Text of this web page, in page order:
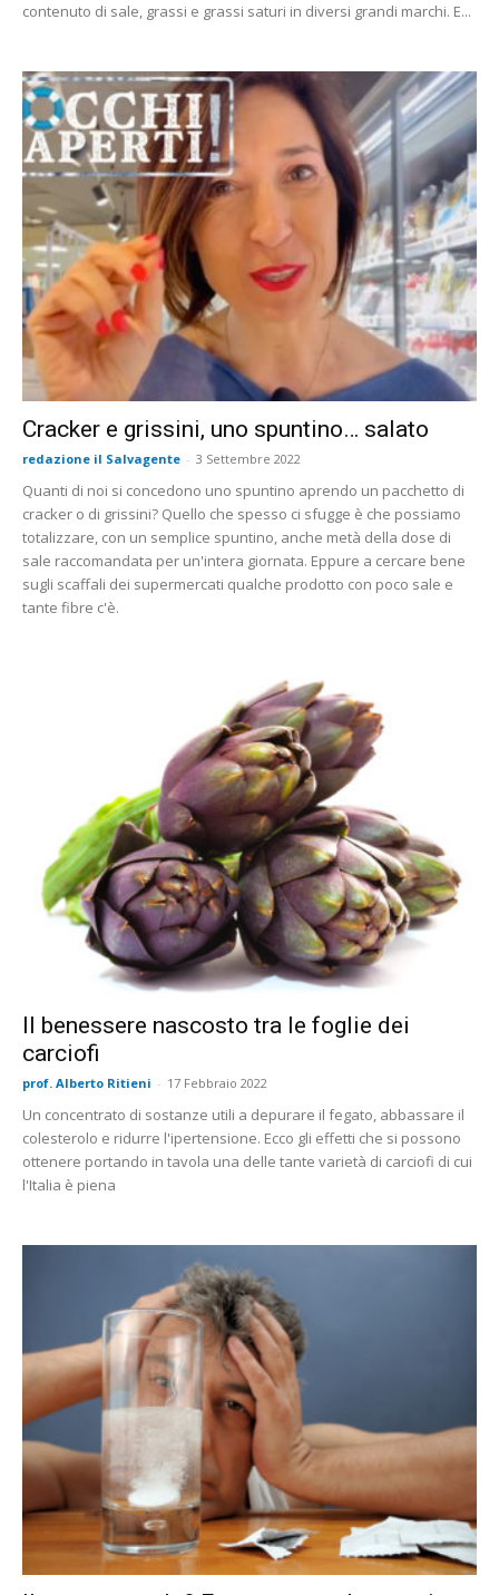
contenuto di sale, grassi e grassi saturi in diversi grandi marchi. E...
Cracker e grissini, uno spuntino… salato
redazione il Salvagente - 3 Settembre 2022
Quanti di noi si concedono uno spuntino aprendo un pacchetto di
cracker o di grissini? Quello che spesso ci sfugge è che possiamo
totalizzare, con un semplice spuntino, anche metà della dose di
sale raccomandata per un'intera giornata. Eppure a cercare bene
sugli scaffali dei supermercati qualche prodotto con poco sale e
tante fibre c'è.
Il benessere nascosto tra le foglie dei
carciofi
prof. Alberto Ritieni - 17 Febbraio 2022
Un concentrato di sostanze utili a depurare il fegato, abbassare il
colesterolo e ridurre l'ipertensione. Ecco gli effetti che si possono
ottenere portando in tavola una delle tante varietà di carciofi di cui
l'Italia è piena